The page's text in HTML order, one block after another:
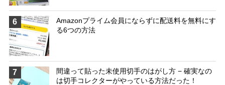
6
Amazonプライム会員にならずに配送料を無料にす
る6つの方法
7
間違って貼った未使用切手のはがし方 − 確実なの
は切手コレクターがやっている方法だった！